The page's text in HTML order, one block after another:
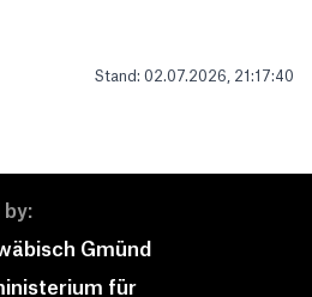
Stand: 02.07.2026, 21:17:40
by:
Gmünd
für